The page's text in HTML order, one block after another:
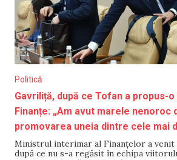
Politică
Gavriliță, după ce Tofan a propus-
Finanțe: „Am avut marele nenoroc
promovarea uneia dintre cele mai
Ministrul interimar al Finanțelor a venit
după ce nu s-a regăsit în echipa